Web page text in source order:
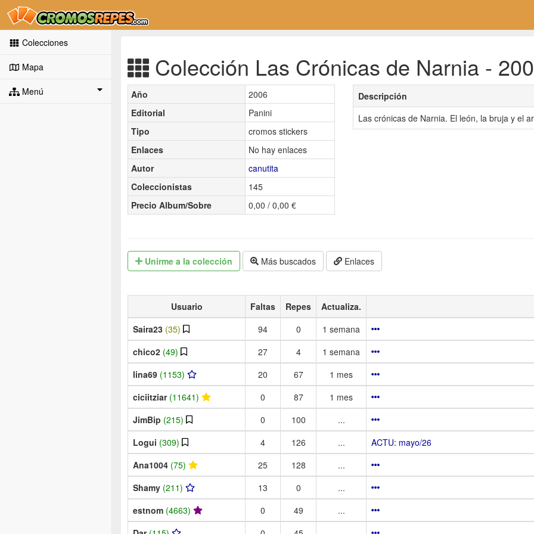
Colecciones
Mapa
Menú
Colección Las Crónicas de Narnia -
Año
2006
Editorial
Panini
Tipo
cromos stickers
Enlaces
No hay enlaces
Autor
canutita
Coleccionistas
145
Precio Album/Sobre
0,00 / 0,00 €
Descripción
Las crónicas de Narnia. El león, la bruja y el
Unirme a la colección Más buscados Enlaces
Usuario Faltas Repes Actualiza.
Saira23 (35) 94 0
1 semana
chico2 (49) 27 4
1 semana
lina69 (1153) 20 67
1 mes
ciciitziar (11641) 0 87
1 mes
JimBip (215) 0 100
...
Logui (309) 4 126 ...
ACTU: mayo/26
Ana1004 (75) 25 128
...
Shamy (211) 13 0
...
estnom (4663) 0 49
...